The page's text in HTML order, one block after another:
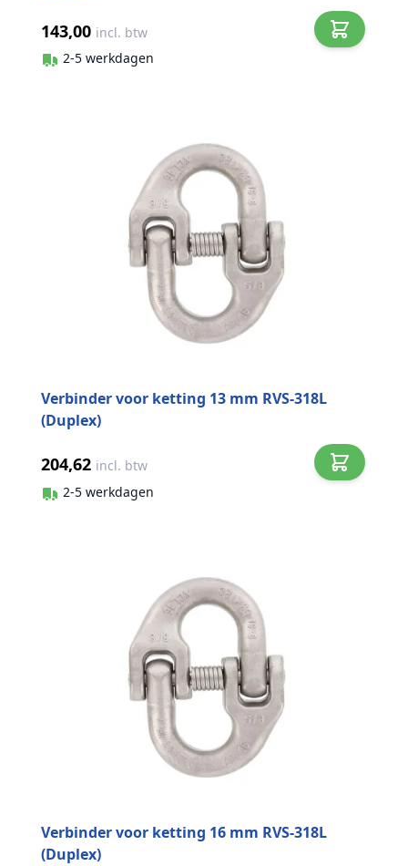
143,00 incl. btw
2-5 werkdagen
Verbinder voor ketting 13 mm RVS-318L
(Duplex)
204,62 incl. btw
2-5 werkdagen
Verbinder voor ketting 16 mm RVS-318L
(Duplex)